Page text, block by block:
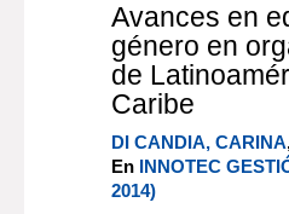
Avances en
género en
de
Caribe
DI CANDIA, CARINA
En INNOTEC
2014)